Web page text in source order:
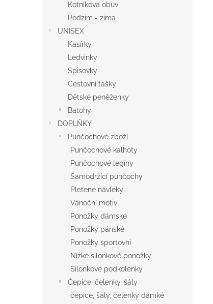
Kotníková obuv
Podzim - zima
UNISEX
Kasírky
Ledvinky
Spisovky
Cestovní tašky
Dětské peněženky
Batohy
DOPLŇKY
Punčochové zboží
Punčochové kalhoty
Punčochové legíny
Samodržící punčochy
Pletené návleky
Vánoční motiv
Ponožky dámské
Ponožky pánské
Ponožky sportovní
Nízké silonkové ponožky
Silonkové podkolenky
Čepice, čelenky, šály
čepice, šály, čelenky dámké